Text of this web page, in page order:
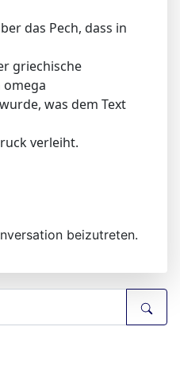
das Pech, dass in
griechische
omega
was dem Text
verleiht.
beizutreten.